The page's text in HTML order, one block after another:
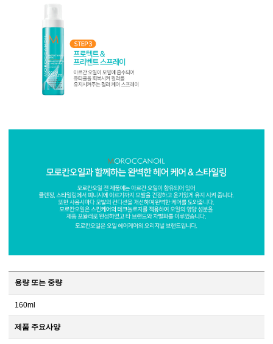
용량 또는 중량
160ml
제품 주요사양